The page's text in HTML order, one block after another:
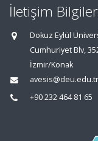
İletişim
Dokuz Eylül
Cumhuriyet Blv,
İzmir/Konak
avesis@deu.edu.tr
+90 232 464 81 65